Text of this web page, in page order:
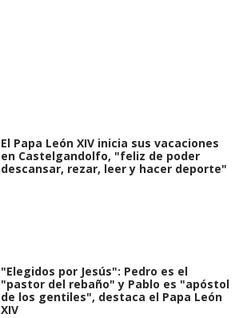
El Papa León XIV inicia sus vacaciones
en Castelgandolfo, "feliz de poder
descansar, rezar, leer y hacer deporte"
"Elegidos por Jesús": Pedro es el
"pastor del rebaño" y Pablo es "apóstol
de los gentiles", destaca el Papa León
XIV